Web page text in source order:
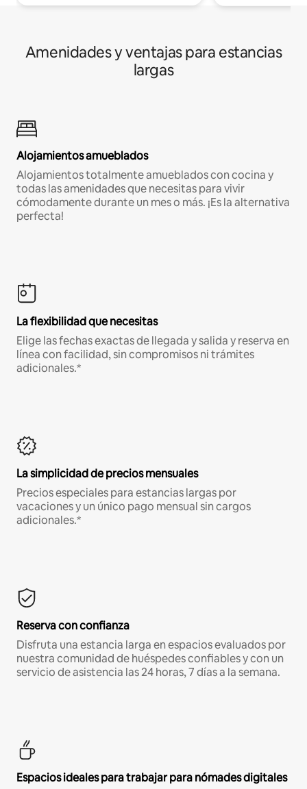
Amenidades y ventajas para estancias
largas
Alojamientos amueblados
Alojamientos totalmente amueblados con cocina y
todas las amenidades que necesitas para vivir
cómodamente durante un mes o más. ¡Es la alternativa
perfecta!
La flexibilidad que necesitas
Elige las fechas exactas de llegada y salida y reserva en
línea con facilidad, sin compromisos ni trámites
adicionales.*
La simplicidad de precios mensuales
Precios especiales para estancias largas por
vacaciones y un único pago mensual sin cargos
adicionales.*
Reserva con confianza
Disfruta una estancia larga en espacios evaluados por
nuestra comunidad de huéspedes confiables y con un
servicio de asistencia las 24 horas, 7 días a la semana.
Espacios ideales para trabajar para nómades digitales